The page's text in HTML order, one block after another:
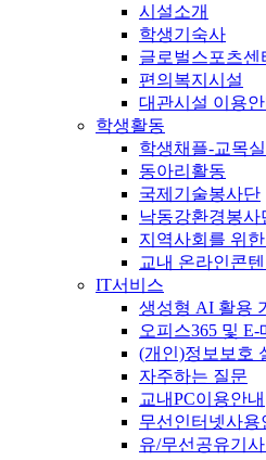
시설소개
학생기숙사
글로벌스포츠센
편의복지시설
대관시설 이용안
학생활동
학생채플-교목실
동아리활동
국제기술봉사단
낙동강환경봉사
지역사회를 위
교내 온라인콘
IT서비스
생성형 AI 활용
오피스365 및
(개인)정보보호
자주하는 질문
교내PC이용안내
무선인터넷사용
유/무선공유기